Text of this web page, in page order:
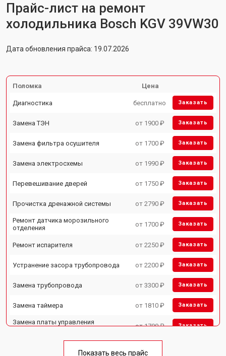
Прайс-лист на ремонт
холодильника Bosch KGV 39VW30
Дата обновления прайса: 19.07.2026
Поломка Цена
Диагностика бесплатно Заказать
Замена ТЭН от 1900 ₽ Заказать
Замена фильтра осушителя от 1700 ₽ Заказать
Замена электросхемы от 1990 ₽ Заказать
Перевешивание дверей от 1750 ₽ Заказать
Прочистка дренажной системы от 2790 ₽ Заказать
Ремонт датчика морозильного
отделения
от 1700 ₽ Заказать
Ремонт испарителя от 2250 ₽ Заказать
Устранение засора трубопровода от 2200 ₽ Заказать
Замена трубопровода от 3300 ₽ Заказать
Замена таймера от 1810 ₽ Заказать
Замена платы управления
от 1700 ₽ Заказать
Ремонт/замена датчика
Показать весь прайс